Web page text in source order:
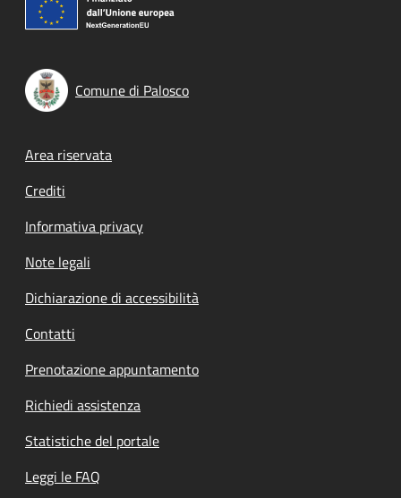
Comune di Palosco
Footer menu
Area riservata
Crediti
Informativa privacy
Note legali
Dichiarazione di accessibilità
Contatti
Prenotazione appuntamento
Richiedi assistenza
Statistiche del portale
Leggi le FAQ